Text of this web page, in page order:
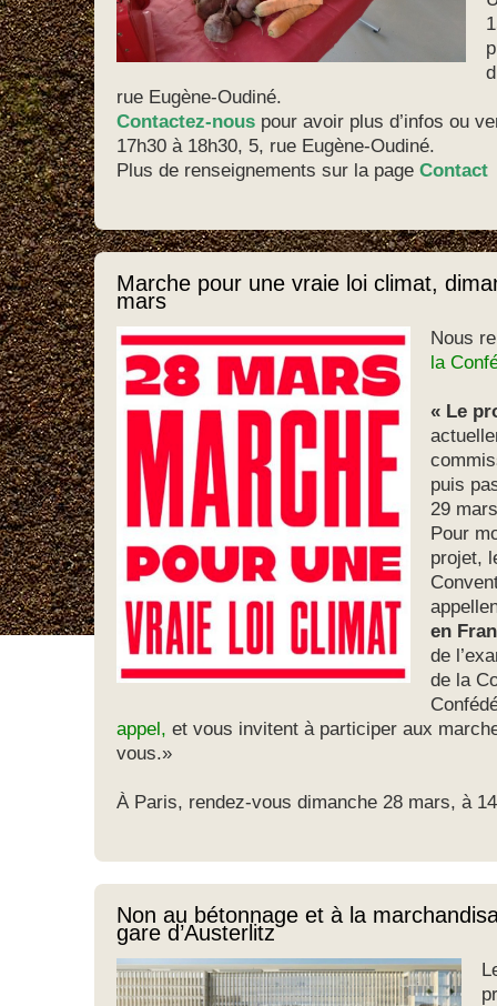
rue Eugène-Oudiné.
Contactez-nous pour avoir plus d’infos ou
17h30 à 18h30, 5, rue Eugène-Oudiné.
Plus de renseignements sur la page Contact
Marche pour une vraie loi climat,
mars
Nous
la
« Le
puis
29
Pour
projet,
en
de
de la
appel, et vous invitent à participer aux
vous.»
À Paris, rendez-vous dimanche 28 mars, à
Non au bétonnage et à la
gare d’Austerlitz